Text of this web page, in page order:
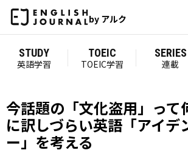
by アルク
STUDY
英語学習
TOEIC
TOEIC学習
SERIES
連載
今話題の「文化盗用」って
に訳しづらい英語「アイデ
ー」を考える